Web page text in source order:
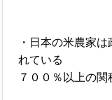
・日本の米農家
れている
７００％以上の関